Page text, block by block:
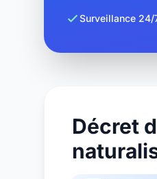
Surveillance 24/
Décret